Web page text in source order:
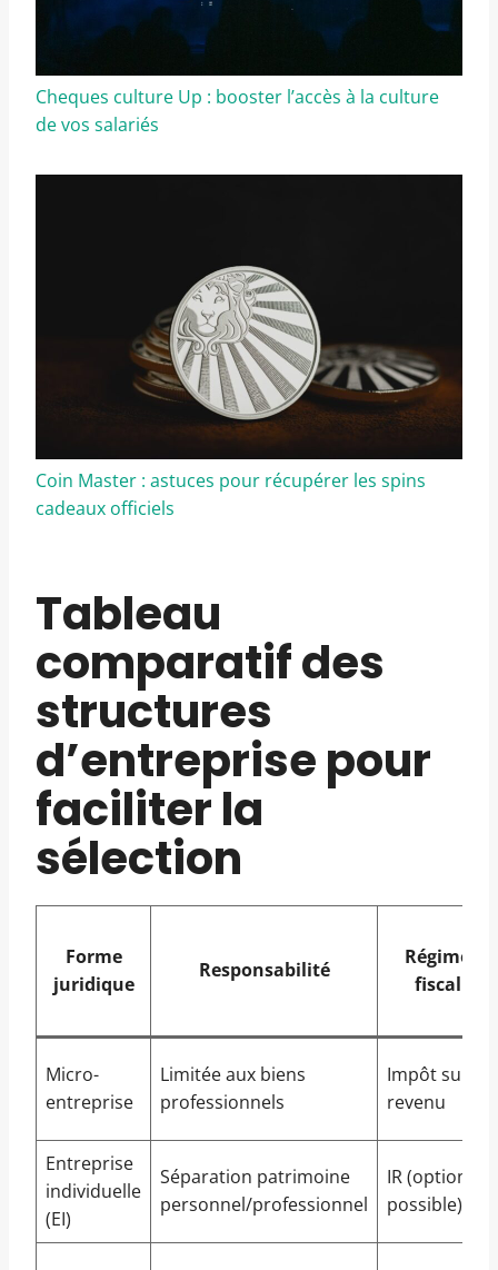
Cheques culture Up : booster l’accès à la culture
de vos salariés
Coin Master : astuces pour récupérer les spins
cadeaux officiels
Tableau
comparatif des
structures
d’entreprise pour
faciliter la
sélection
Forme
juridique
Responsabilité
Régime
fiscal
Micro-
entreprise
Limitée aux biens
professionnels
Impôt sur le
revenu
Entreprise
individuelle
(EI)
Séparation patrimoine
personnel/professionnel
IR (option IS
possible)